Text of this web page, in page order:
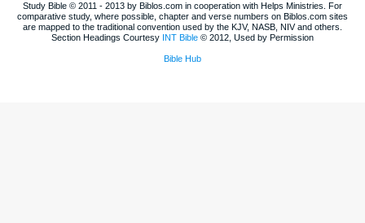
Study Bible © 2011 - 2013 by Biblos.com in cooperation with Helps Ministries. For
comparative study, where possible, chapter and verse numbers on Biblos.com sites
are mapped to the traditional convention used by the KJV, NASB, NIV and others.
Section Headings Courtesy INT Bible © 2012, Used by Permission
Bible Hub